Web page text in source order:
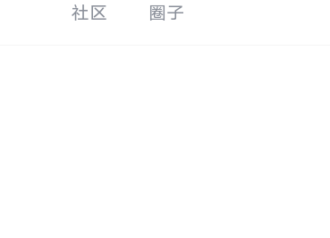
社区 圈子